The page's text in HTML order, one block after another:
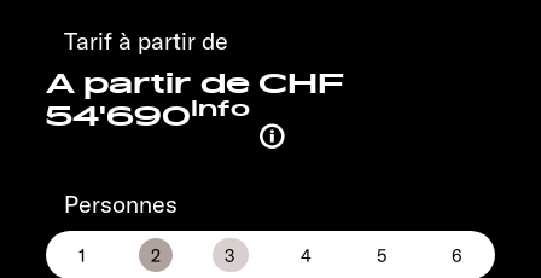
Tarif à partir de
A partir de CHF
54'690Info
Personnes